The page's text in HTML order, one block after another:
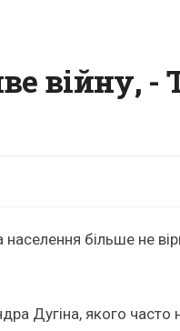
війну, -
населення більше не
Дугіна, якого